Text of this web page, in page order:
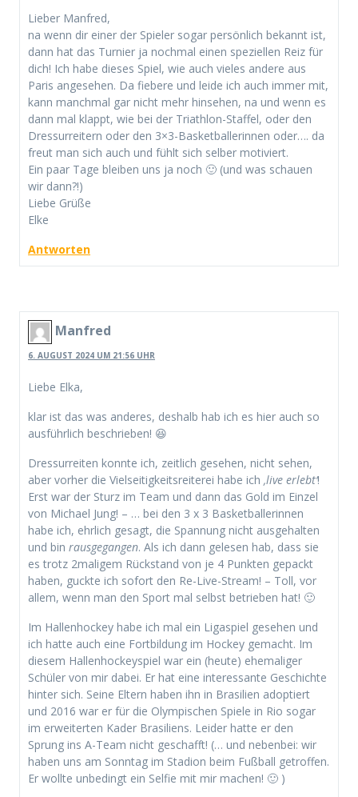
Lieber Manfred,
na wenn dir einer der Spieler sogar persönlich bekannt ist,
dann hat das Turnier ja nochmal einen speziellen Reiz für
dich! Ich habe dieses Spiel, wie auch vieles andere aus
Paris angesehen. Da fiebere und leide ich auch immer mit,
kann manchmal gar nicht mehr hinsehen, na und wenn es
dann mal klappt, wie bei der Triathlon-Staffel, oder den
Dressurreitern oder den 3×3-Basketballerinnen oder…. da
freut man sich auch und fühlt sich selber motiviert.
Ein paar Tage bleiben uns ja noch 🙂 (und was schauen
wir dann?!)
Liebe Grüße
Elke
Antworten
Manfred
6. AUGUST 2024 UM 21:56 UHR
Liebe Elka,
klar ist das was anderes, deshalb hab ich es hier auch so
ausführlich beschrieben! 😆
Dressurreiten konnte ich, zeitlich gesehen, nicht sehen,
aber vorher die Vielseitigkeitsreiterei habe ich ‚live erlebt‘!
Erst war der Sturz im Team und dann das Gold im Einzel
von Michael Jung! – … bei den 3 x 3 Basketballerinnen
habe ich, ehrlich gesagt, die Spannung nicht ausgehalten
und bin rausgegangen. Als ich dann gelesen hab, dass sie
es trotz 2maligem Rückstand von je 4 Punkten gepackt
haben, guckte ich sofort den Re-Live-Stream! – Toll, vor
allem, wenn man den Sport mal selbst betrieben hat! 🙂
Im Hallenhockey habe ich mal ein Ligaspiel gesehen und
ich hatte auch eine Fortbildung im Hockey gemacht. Im
diesem Hallenhockeyspiel war ein (heute) ehemaliger
Schüler von mir dabei. Er hat eine interessante Geschichte
hinter sich. Seine Eltern haben ihn in Brasilien adoptiert
und 2016 war er für die Olympischen Spiele in Rio sogar
im erweiterten Kader Brasiliens. Leider hatte er den
Sprung ins A-Team nicht geschafft! (… und nebenbei: wir
haben uns am Sonntag im Stadion beim Fußball getroffen.
Er wollte unbedingt ein Selfie mit mir machen! 🙂 )